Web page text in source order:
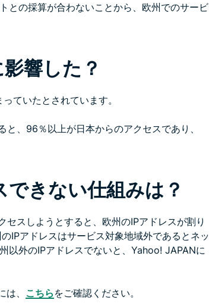
との採算が合わないことから、欧州でのサービ
響した？
ていたとされています。
、96％以上が日本からのアクセスであり、
できない仕組みは？
スしようとすると、欧州のIPアドレスが割り
IPアドレスはサービス対象地域外であるとネッ
以外のIPアドレスでないと、Yahoo! JAPANに
、 こちら をご確認ください。